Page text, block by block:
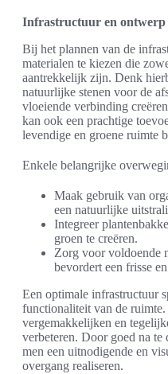
Infrastructuur en ontwerp
Bij het plannen van de
materialen te kiezen die
aantrekkelijk zijn. Denk
natuurlijke stenen voor de
vloeiende verbinding
kan ook een prachtige
levendige en groene ruimte
Enkele belangrijke
Maak gebruik van
een natuurlijke
Integreer
groen te creëren.
Zorg voor voldoende
bevordert een frisse
Een optimale infrastructuur
functionaliteit van de
vergemakkelijken en
verbeteren. Door goed na
men een uitnodigende en
overgang realiseren.